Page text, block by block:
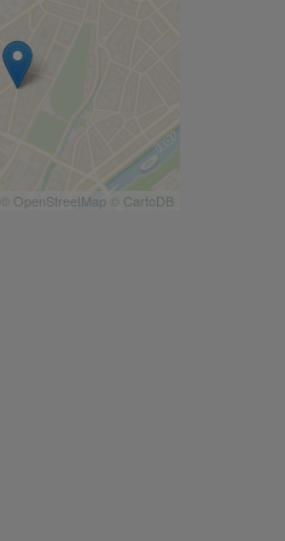
OpenStreetMap © CartoDB